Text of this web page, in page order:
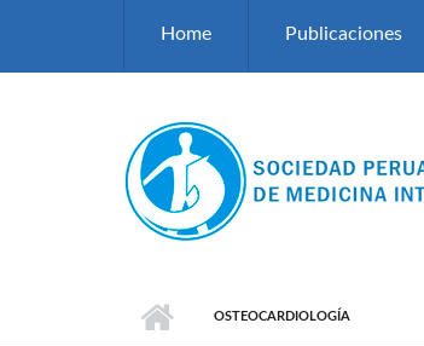
Home Publicaciones
OSTEOCARDIOLOGÍA